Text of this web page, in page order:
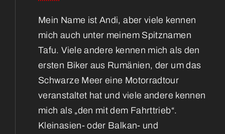
Mein Name ist Andi, aber viele kennen
mich auch unter meinem Spitznamen
Tafu. Viele andere kennen mich als den
ersten Biker aus Rumänien, der um das
Schwarze Meer eine Motorradtour
veranstaltet hat und viele andere kennen
mich als „den mit dem Fahrttrieb“.
Kleinasien- oder Balkan- und